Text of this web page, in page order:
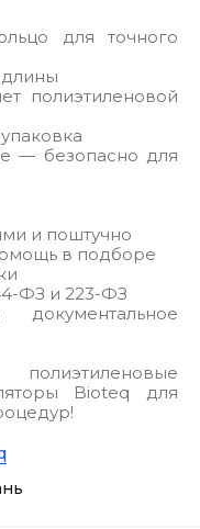
для точного
полиэтиленовой
— безопасно для
и поштучно
в подборе
ФЗ и 223-ФЗ
Bioteq для